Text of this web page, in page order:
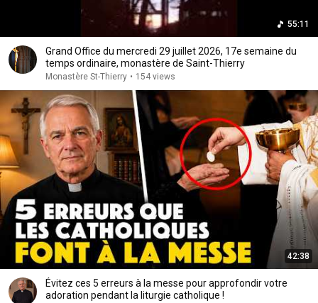
55:11
Grand Office du mercredi 29 juillet 2026, 17e semaine du
temps ordinaire, monastère de Saint-Thierry
Monastère St-Thierry • 154 views
42:38
Évitez ces 5 erreurs à la messe pour approfondir votre
adoration pendant la liturgie catholique !